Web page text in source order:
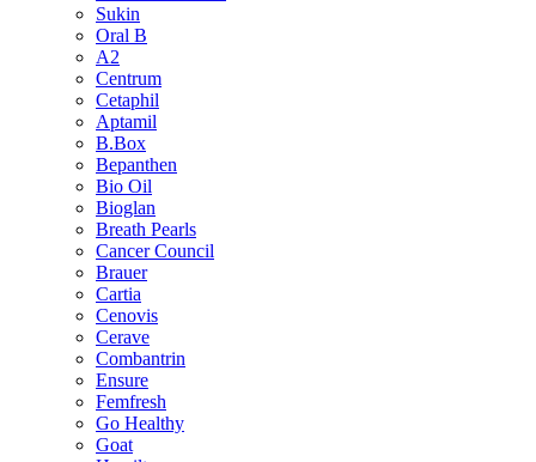
Sukin
Oral B
A2
Centrum
Cetaphil
Aptamil
B.Box
Bepanthen
Bio Oil
Bioglan
Breath Pearls
Cancer Council
Brauer
Cartia
Cenovis
Cerave
Combantrin
Ensure
Femfresh
Go Healthy
Goat